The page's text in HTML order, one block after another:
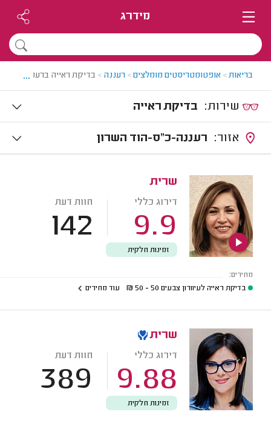
מידרג
בריאות> אופטומטריסטים מומלצים> רעננה > בדיקת ראייה ברעננה
...
בדיקת ראייה
רעננה-כ"ס-הוד השרון
שרית
דירוג כללי
9.9
חוות דעת
142
זמינות חלקית
מחירים:
בדיקת ראייה לעיוורון צבעים 50 - 50
₪ עוד מחירים
שרית
דירוג כללי
9.88
חוות דעת
389
זמינות חלקית